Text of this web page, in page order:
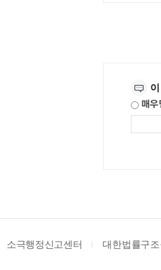
매우
소극행정신고센터 대한법률구